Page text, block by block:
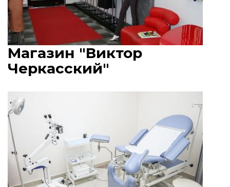
Магазин "Виктор
Черкасский"